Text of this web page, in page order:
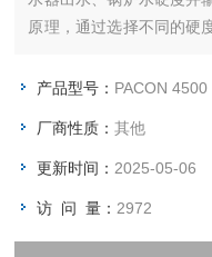
原理，通过选择不同的硬
产品型号： PACON 4500
厂商性质：其他
更新时间： 2025-05-06
访 问 量： 2972